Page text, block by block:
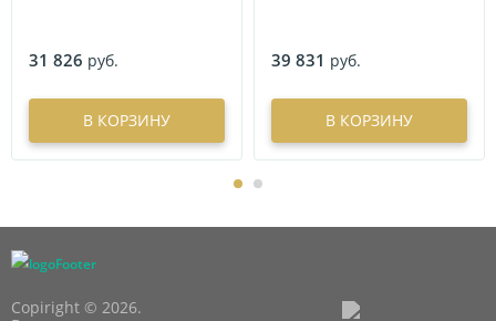
31 826 руб.
В КОРЗИНУ
39 831 руб.
В КОРЗИНУ
Copiright © 2026.